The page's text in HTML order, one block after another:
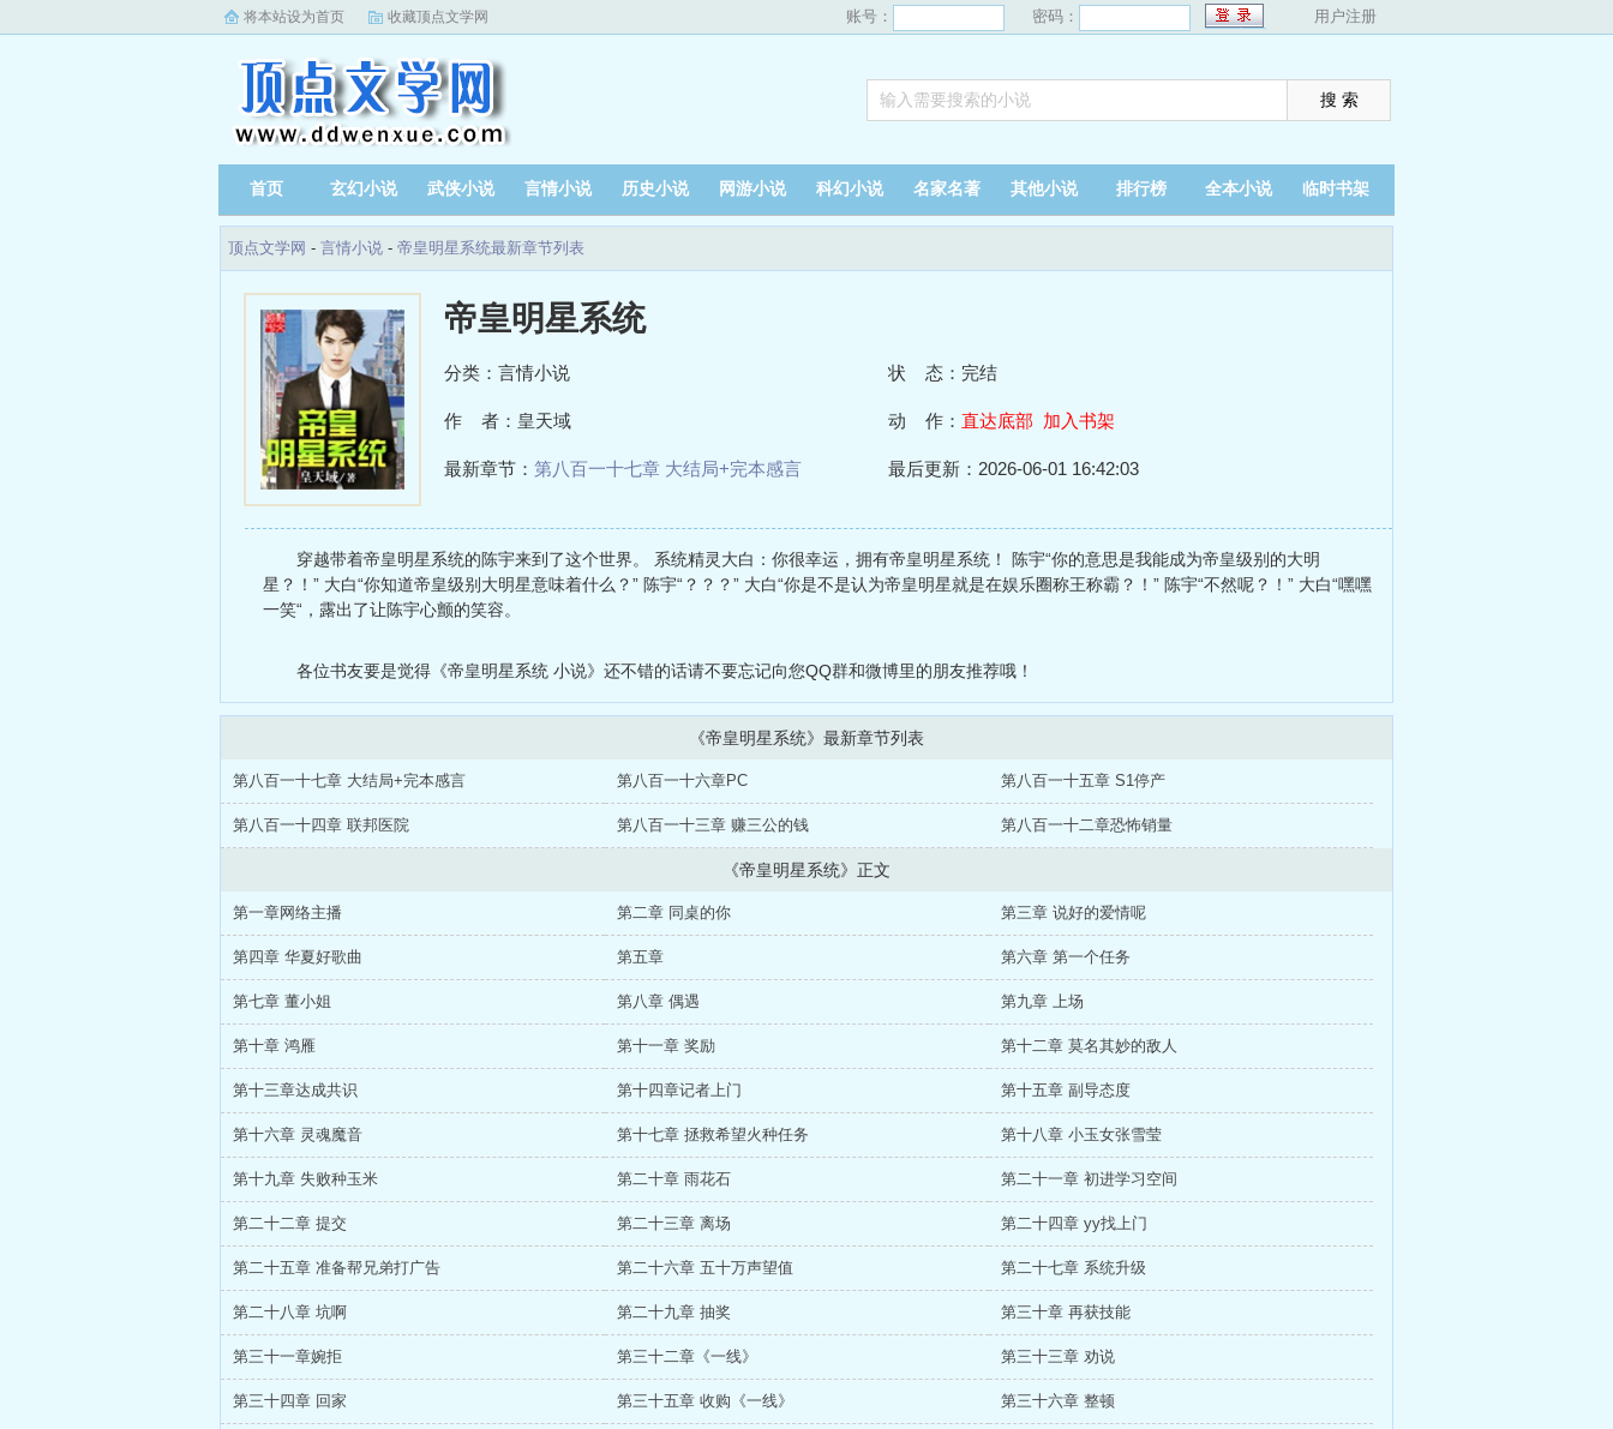
将本站设为首页 收藏顶点文学网 账号： 密码： 用户注册
首页 玄幻小说 武侠小说 言情小说 历史小说 网游小说 科幻小说 名家名著 其他小说 排行榜 全本小说 临时书架
顶点文学网 - 言情小说 - 帝皇明星系统最新章节列表
帝皇明星系统
分类：言情小说 状 态：完结
作 者：皇天域 动 作： 直达底部 加入书架
最新章节： 第八百一十七章 大结局+完本感言 最后更新：2026-06-01 16:42:03
穿越带着帝皇明星系统的陈宇来到了这个世界。 系统精灵大白：你很幸运，拥有帝皇明星系统！ 陈宇“你的意思是我能成为帝皇级别的大明
星？！” 大白“你知道帝皇级别大明星意味着什么？” 陈宇“？？？” 大白“你是不是认为帝皇明星就是在娱乐圈称王称霸？！” 陈宇“不然呢？！” 大白“嘿嘿
一笑“，露出了让陈宇心颤的笑容。
各位书友要是觉得《帝皇明星系统 小说》还不错的话请不要忘记向您QQ群和微博里的朋友推荐哦！
《帝皇明星系统》最新章节列表
第八百一十七章 大结局+完本感言 第八百一十六章PC 第八百一十五章 S1停产
第八百一十四章 联邦医院 第八百一十三章 赚三公的钱 第八百一十二章恐怖销量
《帝皇明星系统》正文
第一章网络主播 第二章 同桌的你 第三章 说好的爱情呢
第四章 华夏好歌曲 第五章 第六章 第一个任务
第七章 董小姐 第八章 偶遇 第九章 上场
第十章 鸿雁 第十一章 奖励 第十二章 莫名其妙的敌人
第十三章达成共识 第十四章记者上门 第十五章 副导态度
第十六章 灵魂魔音 第十七章 拯救希望火种任务 第十八章 小玉女张雪莹
第十九章 失败种玉米 第二十章 雨花石 第二十一章 初进学习空间
第二十二章 提交 第二十三章 离场 第二十四章 yy找上门
第二十五章 准备帮兄弟打广告 第二十六章 五十万声望值 第二十七章 系统升级
第二十八章 坑啊 第二十九章 抽奖 第三十章 再获技能
第三十一章婉拒 第三十二章《一线》 第三十三章 劝说
第三十四章 回家 第三十五章 收购《一线》 第三十六章 整顿